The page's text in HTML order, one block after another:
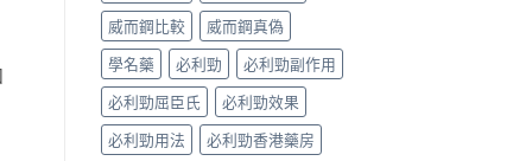
黑
糖
哪
效
果
好？〉
中
威而鋼比較
威而鋼真偽
學名藥
必利勁
必利勁副作用
必利勁屈臣氏
必利勁效果
必利勁用法
必利勁香港藥房